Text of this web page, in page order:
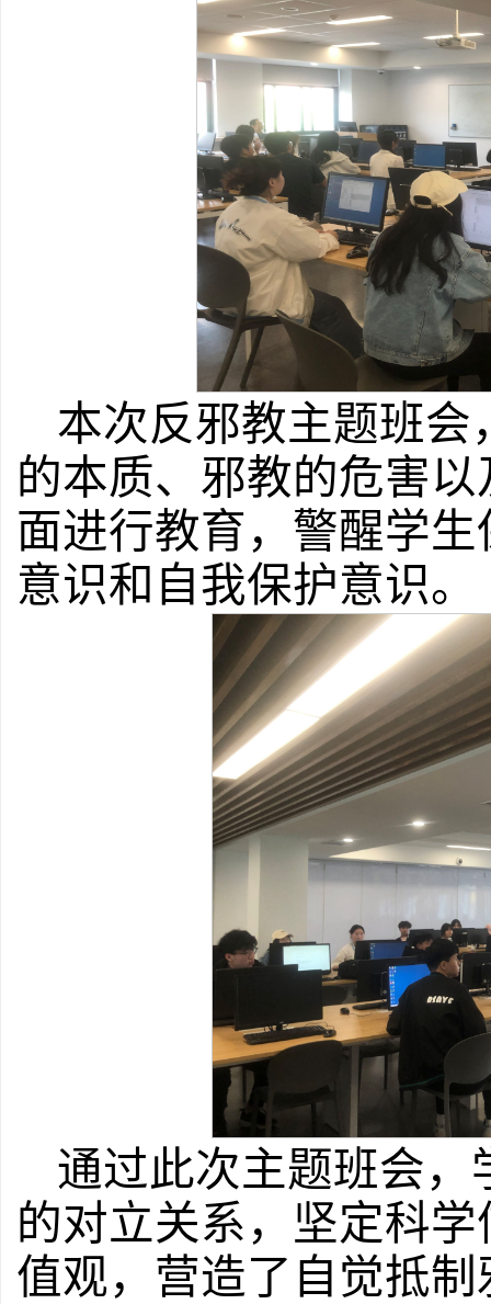
本次反邪教主题班
的本质、邪教的危害
面进行教育，警醒学
意识和自我保护意识。
通过此次主题班会
的对立关系，坚定科
值观，营造了自觉抵